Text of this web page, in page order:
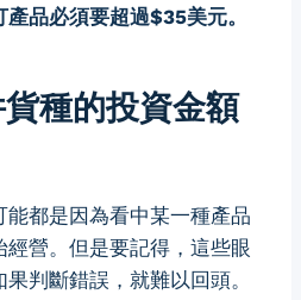
產品必須要超過$35美元。
種的投資金額
能都是因為看中某一種產品
營。但是要記得，這些眼
判斷錯誤，就難以回頭。